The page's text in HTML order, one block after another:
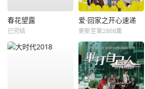
春花望露
已完结
爱·回家之开心速递
更新至第2868集